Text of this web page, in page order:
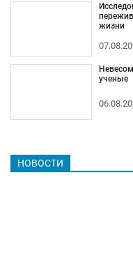
жизни
ученые
НОВОСТИ